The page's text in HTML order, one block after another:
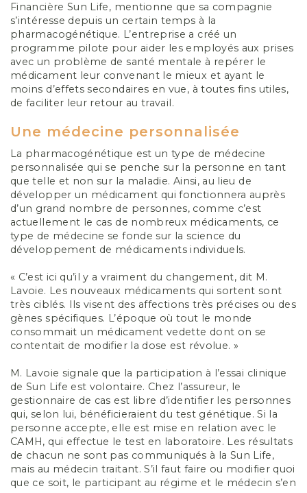
Financière Sun Life, mentionne que sa compagnie
s’intéresse depuis un certain temps à la
pharmacogénétique. L’entreprise a créé un
programme pilote pour aider les employés aux prises
avec un problème de santé mentale à repérer le
médicament leur convenant le mieux et ayant le
moins d’effets secondaires en vue, à toutes fins utiles,
de faciliter leur retour au travail.
Une médecine personnalisée
La pharmacogénétique est un type de médecine
personnalisée qui se penche sur la personne en tant
que telle et non sur la maladie. Ainsi, au lieu de
développer un médicament qui fonctionnera auprès
d’un grand nombre de personnes, comme c’est
actuellement le cas de nombreux médicaments, ce
type de médecine se fonde sur la science du
développement de médicaments individuels.
« C’est ici qu’il y a vraiment du changement, dit M.
Lavoie. Les nouveaux médicaments qui sortent sont
très ciblés. Ils visent des affections très précises ou des
gènes spécifiques. L’époque où tout le monde
consommait un médicament vedette dont on se
contentait de modifier la dose est révolue. »
M. Lavoie signale que la participation à l’essai clinique
de Sun Life est volontaire. Chez l’assureur, le
gestionnaire de cas est libre d’identifier les personnes
qui, selon lui, bénéficieraient du test génétique. Si la
personne accepte, elle est mise en relation avec le
CAMH, qui effectue le test en laboratoire. Les résultats
de chacun ne sont pas communiqués à la Sun Life,
mais au médecin traitant. S’il faut faire ou modifier quoi
que ce soit, le participant au régime et le médecin s’en